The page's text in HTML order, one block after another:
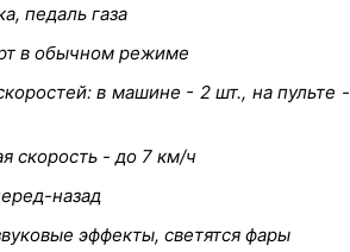
педаль газа
в обычном режиме
в машине - 2 шт., на пульте -
скорость - до 7 км/ч
назад
эффекты, светятся фары